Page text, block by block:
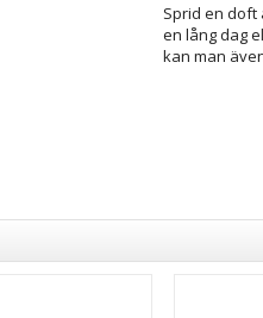
Sprid en doft
en lång dag
kan man